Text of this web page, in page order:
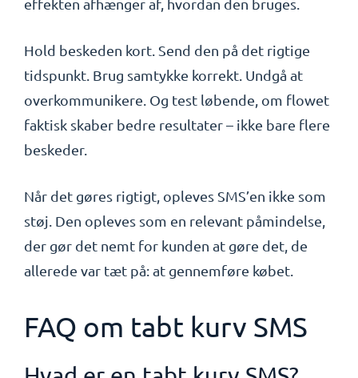
Hold beskeden kort. Send den på det rigtige
tidspunkt. Brug samtykke korrekt. Undgå at
overkommunikere. Og test løbende, om flowet
faktisk skaber bedre resultater – ikke bare flere
beskeder.
Når det gøres rigtigt, opleves SMS’en ikke som
støj. Den opleves som en relevant påmindelse,
der gør det nemt for kunden at gøre det, de
allerede var tæt på: at gennemføre købet.
FAQ om tabt kurv SMS